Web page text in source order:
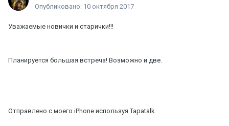
Опубликовано: 10 октября 2017
Уважаемые новички и старички!!!
Планируется большая встреча! Возможно и две.
Отправлено с моего iPhone используя Tapatalk